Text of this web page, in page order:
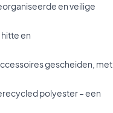
en veilige
en
gescheiden, met
polyester – een